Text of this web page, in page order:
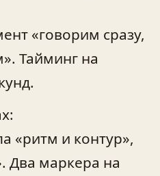
«говорим сразу,
Тайминг на
«ритм и контур»,
Два маркера на